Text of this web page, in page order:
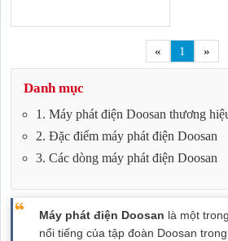
« 1 »
Danh mục
1. Máy phát điện Doosan thương
2. Đặc điểm máy phát điện Doosan
3. Các dòng máy phát điện Doosan
Máy phát điện Doosan là một
nổi tiếng của tập đoàn Doosan